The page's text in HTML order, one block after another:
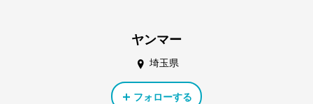
ヤンマー
埼玉県
フォローする